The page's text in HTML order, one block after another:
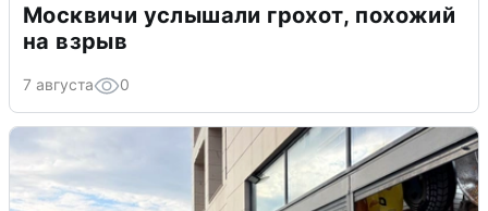
Москвичи услышали грохот, похожий
на взрыв
7 августа 0